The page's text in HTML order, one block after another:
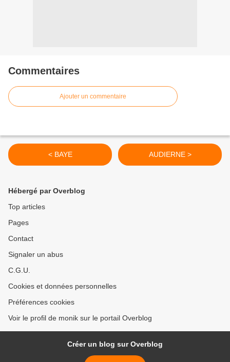
Commentaires
Ajouter un commentaire
< BAYE AUDIERNE >
Hébergé par Overblog
Top articles
Pages
Contact
Signaler un abus
C.G.U.
Cookies et données personnelles
Préférences cookies
Voir le profil de monik sur le portail Overblog
Créer un blog sur Overblog